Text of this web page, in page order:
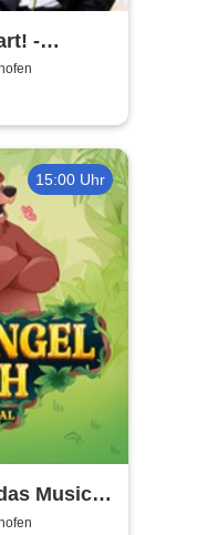
-
15:00 Uhr
Musical